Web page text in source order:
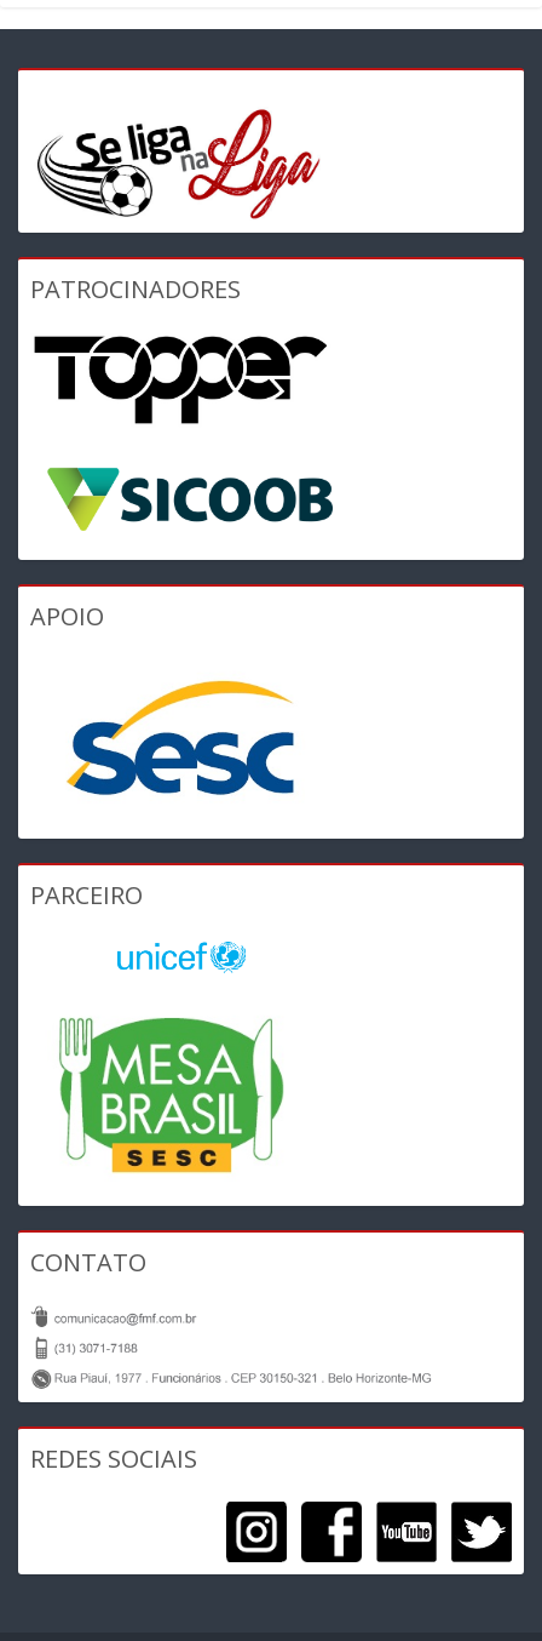
PATROCINADORES
APOIO
PARCEIRO
CONTATO
REDES SOCIAIS